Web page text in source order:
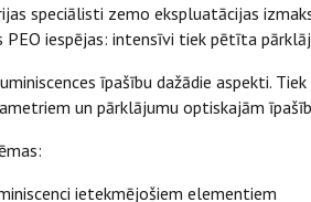
speciālisti zemo ekspluatācijas
iespējas: intensīvi tiek pētīta
īpašību dažādie aspekti.
un pārklājumu optiskajām
ietekmējošiem elementiem